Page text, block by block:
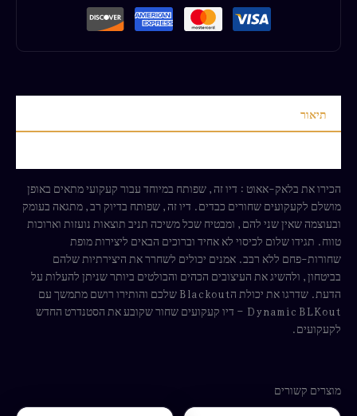
תיאור
הכירו את בלאק-אאוט : דיו זה, שפותח במיוחד עבור קעקועי מתאים באופן
מושלם לקעקועים שחורים כבדים. דיו זה, שפותח בדיוק רב, מתגאה בעומק
ובעוצמה שאין שני להם, ומבטיח שכל משיכה תניב תוצאות נועזות וארוכות
טווח. תגידו שלום לכיסוי לא אחיד וברוכים הבאים ליצירות מופת
שחורות-פחם ללא רבב. אמנים יכולים לשחרר את היצירתיות שלהם
בביטחון, ולהשיג את העיצובים הכהים והבולטים ביותר שניתן להעלות על
הדעת. שדרגו את יכולת הBlackout שלכם והותירו רושם מתמשך עם
Dynamic BLKout – דיו קעקועים שחור שקובע את הסטנדרט החדש
לקעקועים.
מוצרים קשורים